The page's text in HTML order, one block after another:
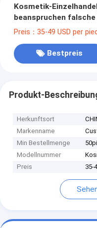
Kosmetik-
beanspruchen
acrylsauerpeitschen
Preis：35-49 USD per
Bestpreis
Produkt-
Herkunftsort
Markenname
Min Bestellmenge
Modellnummer
Preis
35-